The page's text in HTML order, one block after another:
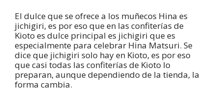
El dulce que se ofrece a los muñecos Hina es
jichigiri, es por eso que en las confiterías de
Kioto es dulce principal es jichigiri que es
especialmente para celebrar Hina Matsuri. Se
dice que jichigiri solo hay en Kioto, es por eso
que casi todas las confiterías de Kioto lo
preparan, aunque dependiendo de la tienda, la
forma cambia.